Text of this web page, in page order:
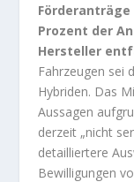
Förderanträge
Prozent der
Hersteller
Fahrzeugen sei
Hybriden. Das
Aussagen
derzeit „nicht
detailliertere
Bewilligungen